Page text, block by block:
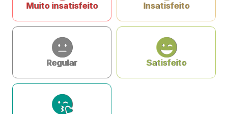
Muito insatisfeito Insatisfeito
Regular Satisfeito